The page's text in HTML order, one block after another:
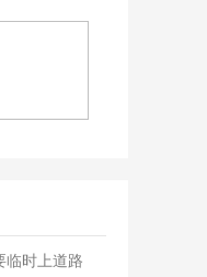
临时上道路